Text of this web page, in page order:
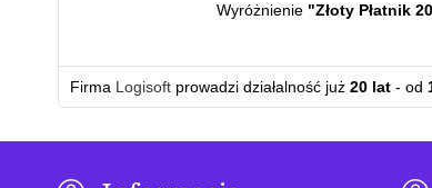
Wyróżnienie "Złoty Płatnik
Firma Logisoft prowadzi działalność już 20 lat - od